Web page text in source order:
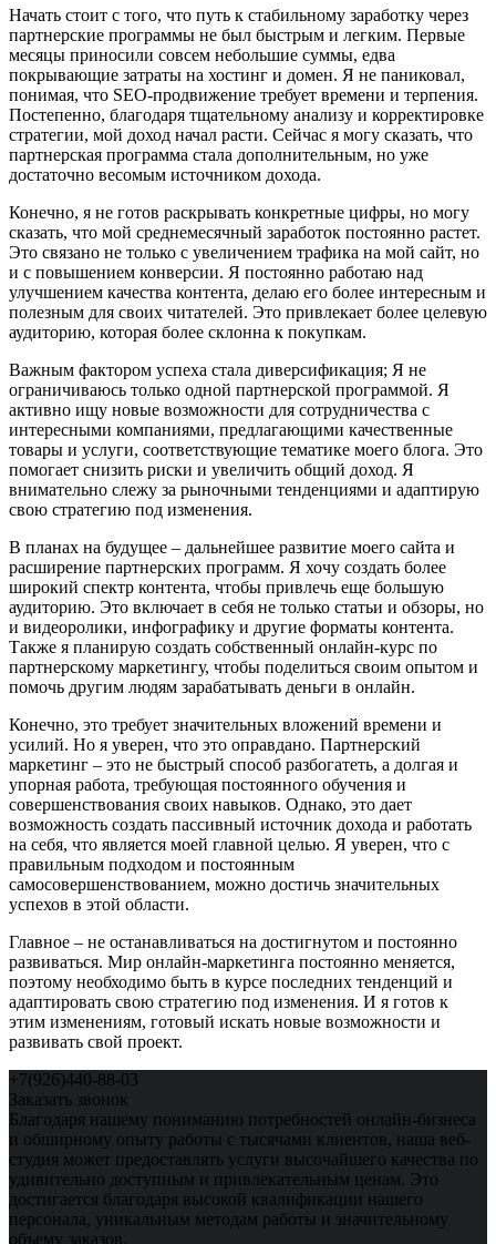
Начать стоит с того, что путь к стабильному заработку через
партнерские программы не был быстрым и легким. Первые
месяцы приносили совсем небольшие суммы, едва
покрывающие затраты на хостинг и домен. Я не паниковал,
понимая, что SEO-продвижение требует времени и терпения.
Постепенно, благодаря тщательному анализу и корректировке
стратегии, мой доход начал расти. Сейчас я могу сказать, что
партнерская программа стала дополнительным, но уже
достаточно весомым источником дохода.
Конечно, я не готов раскрывать конкретные цифры, но могу
сказать, что мой среднемесячный заработок постоянно растет.
Это связано не только с увеличением трафика на мой сайт, но
и с повышением конверсии. Я постоянно работаю над
улучшением качества контента, делаю его более интересным и
полезным для своих читателей. Это привлекает более целевую
аудиторию, которая более склонна к покупкам.
Важным фактором успеха стала диверсификация; Я не
ограничиваюсь только одной партнерской программой. Я
активно ищу новые возможности для сотрудничества с
интересными компаниями, предлагающими качественные
товары и услуги, соответствующие тематике моего блога. Это
помогает снизить риски и увеличить общий доход. Я
внимательно слежу за рыночными тенденциями и адаптирую
свою стратегию под изменения.
В планах на будущее – дальнейшее развитие моего сайта и
расширение партнерских программ. Я хочу создать более
широкий спектр контента, чтобы привлечь еще большую
аудиторию. Это включает в себя не только статьи и обзоры, но
и видеоролики, инфографику и другие форматы контента.
Также я планирую создать собственный онлайн-курс по
партнерскому маркетингу, чтобы поделиться своим опытом и
помочь другим людям зарабатывать деньги в онлайн.
Конечно, это требует значительных вложений времени и
усилий. Но я уверен, что это оправдано. Партнерский
маркетинг – это не быстрый способ разбогатеть, а долгая и
упорная работа, требующая постоянного обучения и
совершенствования своих навыков. Однако, это дает
возможность создать пассивный источник дохода и работать
на себя, что является моей главной целью. Я уверен, что с
правильным подходом и постоянным
самосовершенствованием, можно достичь значительных
успехов в этой области.
Главное – не останавливаться на достигнутом и постоянно
развиваться. Мир онлайн-маркетинга постоянно меняется,
поэтому необходимо быть в курсе последних тенденций и
адаптировать свою стратегию под изменения. И я готов к
этим изменениям, готовый искать новые возможности и
развивать свой проект.
+7(926)440-88-03
Заказать звонок
Благодаря нашему пониманию потребностей онлайн-бизнеса
и обширному опыту работы с тысячами клиентов, наша веб-
студия может предоставлять услуги высочайшего качества по
удивительно доступным и привлекательным ценам. Это
достигается благодаря высокой квалификации нашего
персонала, уникальным методам работы и значительному
объему заказов.